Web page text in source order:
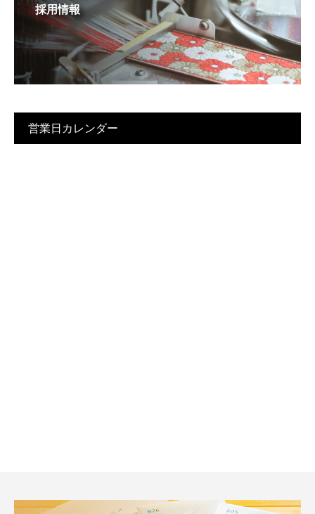
採用情報
営業日カレンダー